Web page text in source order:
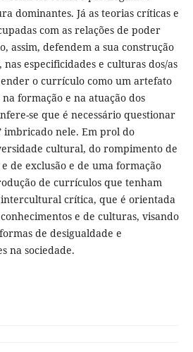
dominantes. Já as teorias críticas e
com as relações de poder
assim, defendem a sua construção
especificidades e culturas dos/as
o currículo como um artefato
formação e na atuação dos
se que é necessário questionar
imbricado nele. Em prol do
cultural, do rompimento de
de exclusão e de uma formação
de currículos que tenham
intercultural crítica, que é orientada
e de culturas, visando
de desigualdade e
na sociedade.